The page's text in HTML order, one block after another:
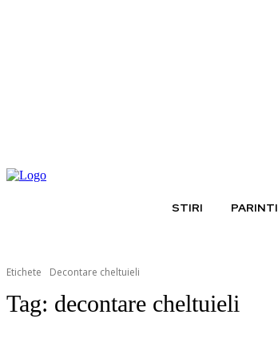
STIRI PARINTI
Etichete Decontare cheltuieli
Tag: decontare cheltuieli